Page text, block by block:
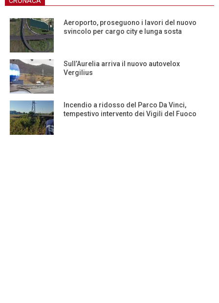
Aeroporto, proseguono i lavori del nuovo
svincolo per cargo city e lunga sosta
Sull’Aurelia arriva il nuovo autovelox
Vergilius
Incendio a ridosso del Parco Da Vinci,
tempestivo intervento dei Vigili del Fuoco